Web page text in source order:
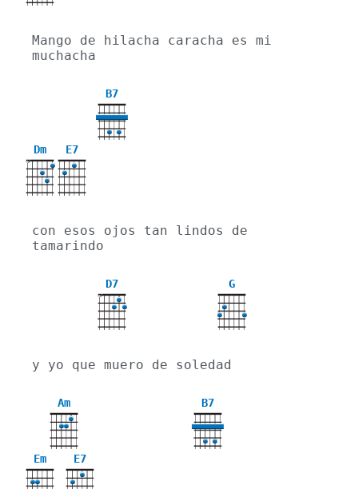
Mango de hilacha caracha es mi
muchacha
B7
Dm
X
E7
con esos ojos tan lindos de
tamarindo
D7
X
G
y yo que muero de soledad
Am B7
Em E7